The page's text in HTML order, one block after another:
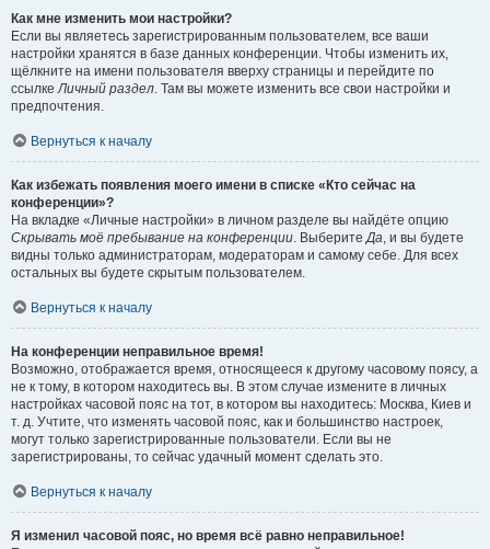
Как мне изменить мои настройки?
Если вы являетесь зарегистрированным пользователем, все ваши
настройки хранятся в базе данных конференции. Чтобы изменить их,
щёлкните на имени пользователя вверху страницы и перейдите по
ссылке Личный раздел . Там вы можете изменить все свои настройки и
предпочтения.
Вернуться к началу
Как избежать появления моего имени в списке «Кто сейчас на
конференции»?
На вкладке «Личные настройки» в личном разделе вы найдёте опцию
Скрывать моё пребывание на конференции . Выберите Да , и вы будете
видны только администраторам, модераторам и самому себе. Для всех
остальных вы будете скрытым пользователем.
Вернуться к началу
На конференции неправильное время!
Возможно, отображается время, относящееся к другому часовому поясу, а
не к тому, в котором находитесь вы. В этом случае измените в личных
настройках часовой пояс на тот, в котором вы находитесь: Москва, Киев и
т. д. Учтите, что изменять часовой пояс, как и большинство настроек,
могут только зарегистрированные пользователи. Если вы не
зарегистрированы, то сейчас удачный момент сделать это.
Вернуться к началу
Я изменил часовой пояс, но время всё равно неправильное!